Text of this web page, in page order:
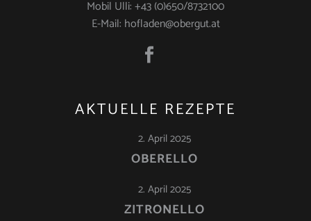
Mobil Ulli: +43 (0)650/8732100
E-Mail: hofladen@obergut.at
AKTUELLE REZEPTE
2. April 2025
OBERELLO
2. April 2025
ZITRONELLO